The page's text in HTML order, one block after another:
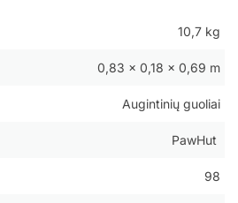
10,7 kg
0,83 × 0,18 × 0,69 m
Augintinių guoliai
PawHut
98